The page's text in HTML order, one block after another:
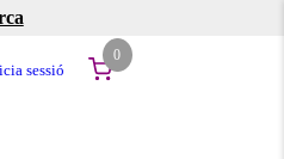
sessió
0